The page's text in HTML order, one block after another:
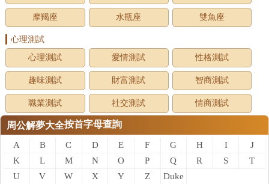
摩羯座 水瓶座 雙魚座
心理測試
心理測試
愛情測試 性格測試
趣味測試 財富測試 智商測試
職業測試 社交測試 情商測試
周公解夢大全按首字母查詢
A B C D E F G H I
J
K
L M N O P Q R S
T
U
V W X Y Z Duke